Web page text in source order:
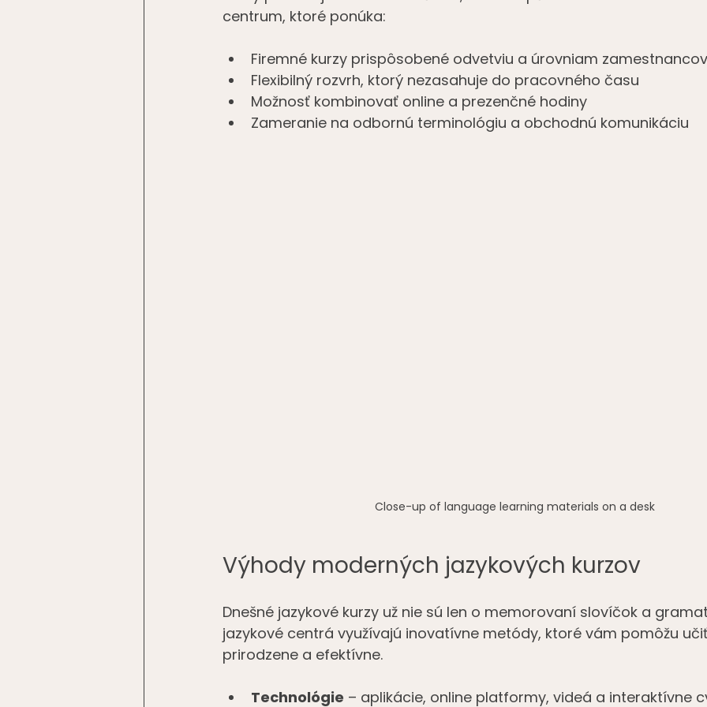
centrum, ktoré ponúka:
Firemné kurzy prispôsobené odvetviu a úrovniam zamestnancov
Flexibilný rozvrh, ktorý nezasahuje do pracovného času
Možnosť kombinovať online a prezenčné hodiny
Zameranie na odbornú terminológiu a obchodnú komunikáciu
Close-up of language learning materials on a desk
Výhody moderných jazykových kurzov
Dnešné jazykové kurzy už nie sú len o memorovaní slovíčok a
jazykové centrá využívajú inovatívne metódy, ktoré vám pomôžu
prirodzene a efektívne.
Technológie – aplikácie, online platformy, videá a interaktívne